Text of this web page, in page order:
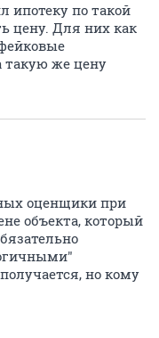
ипотеку по такой
цену. Для них как
такую же цену
оценщики при
объекта, который
но кому